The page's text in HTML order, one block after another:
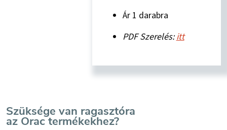
Ár 1 darabra
PDF Szerelés:itt
Szüksége van ragasztóra
az Orac termékekhez?